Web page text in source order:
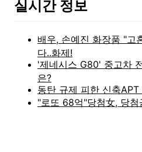
실시간 정보